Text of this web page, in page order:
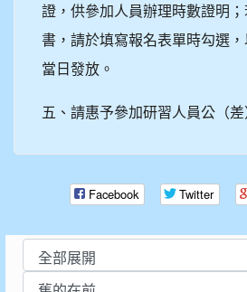
證，供參加人員辦理時數證明
書，請於填寫報名表單時勾選
當日發放。
五、請惠予參加研習人員公（差
Facebook Twitter